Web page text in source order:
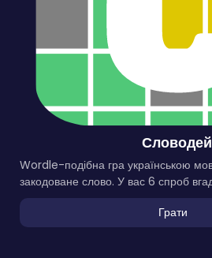
Словодей
Wordle-подібна гра українською
закодоване слово. У вас 6 спроб
Грати